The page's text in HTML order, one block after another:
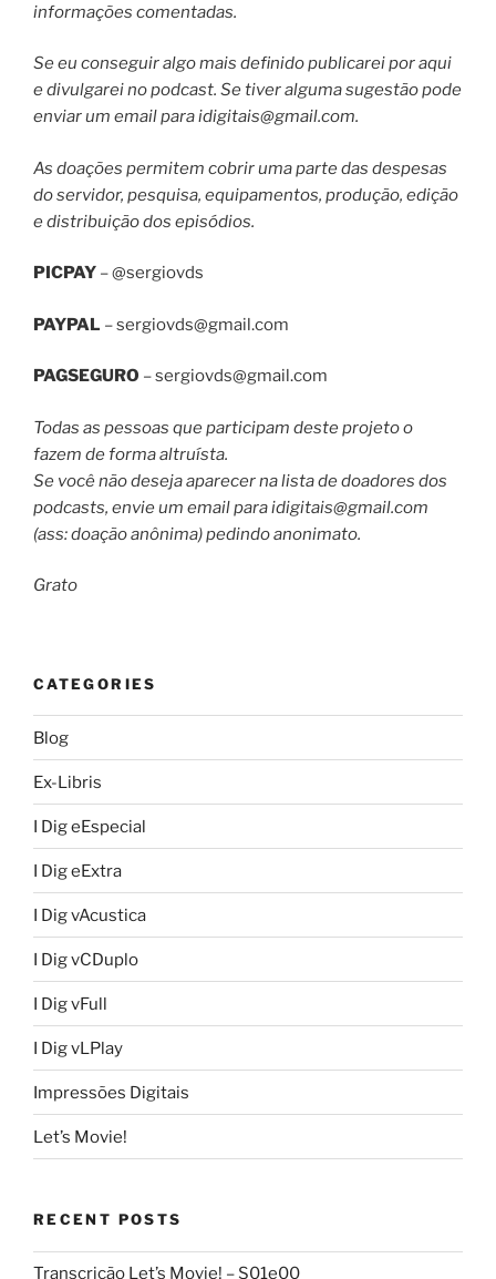
informações comentadas.
Se eu conseguir algo mais definido publicarei por aqui
e divulgarei no podcast. Se tiver alguma sugestão pode
enviar um email paraidigitais@gmail.com.
As doações permitem cobrir uma parte das despesas
do servidor, pesquisa, equipamentos, produção, edição
e distribuição dos episódios.
PICPAY – @sergiovds
PAYPAL –sergiovds@gmail.com
PAGSEGURO –sergiovds@gmail.com
Todas as pessoas que participam deste projeto o
fazem de forma altruísta.
Se você não deseja aparecer na lista de doadores dos
podcasts, envie um email paraidigitais@gmail.com
(ass: doação anônima) pedindo anonimato.
Grato
CATEGORIES
Blog
Ex-Libris
I Dig eEspecial
I Dig eExtra
I Dig vAcustica
I Dig vCDuplo
I Dig vFull
I Dig vLPlay
Impressões Digitais
Let’s Movie!
RECENT POSTS
Transcrição Let’s Movie! – S01e00